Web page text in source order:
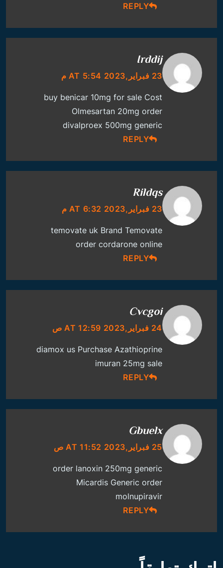
REPLY
Irddij
23 فبراير,2023 AT 5:54 م
buy benicar 10mg for sale Cost
Olmesartan 20mg order
divalproex 500mg generic
REPLY
Rildqs
23 فبراير,2023 AT 6:32 م
temovate uk Brand Temovate
order cordarone online
REPLY
Cvcgoi
24 فبراير,2023 AT 12:59 ص
diamox us Purchase Azathioprine
imuran 25mg sale
REPLY
Gbuelx
25 فبراير,2023 AT 11:52 ص
order lanoxin 250mg generic
Micardis Generic order
molnupiravir
REPLY